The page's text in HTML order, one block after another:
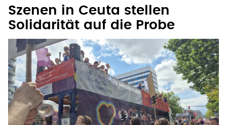
Szenen in Ceuta stellen
Solidarität auf die Probe